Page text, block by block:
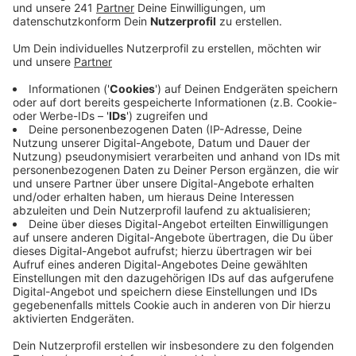
Anzeige
der stau-reichsten Autobahnen. Und die Staus waren
länger, als bisher gedacht. "Unsere Stau-Software hat
weniger Staus berechnet als tatsächlich da waren.",
dieses Geständnis kam zuletzt vom
Verkehrsministerium. Es spricht von 12 Prozent mehr
Stau als angenommen.
Beim ADAC tauchen die beiden Leverkusener
Autobahnkreuze seit Jahren als Spitzenreiter im
bundesweiten Stauvergleich auf. Allein auf der A1
zwischen Köln, Leverkusen und Dortmund gab es im
vergangenen Jahr 36.000 Kilometer Stau – 12.000
Stunden standen Autofahrer hier laut ADAC im Stau.